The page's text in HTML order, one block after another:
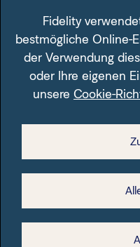
Als Voraussetzung für
finanzielle Säule zu
Fidelity
bestmögliche Online-
der Verwendung
oder Ihre eigenen
unsere Cookie-